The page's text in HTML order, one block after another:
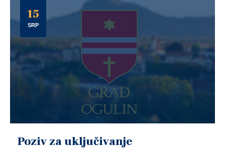
15
SRP
Poziv za uključivanje